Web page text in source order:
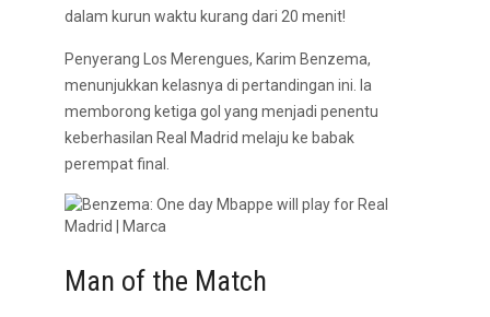
dalam kurun waktu kurang dari 20 menit!
Penyerang Los Merengues, Karim Benzema,
menunjukkan kelasnya di pertandingan ini. Ia
memborong ketiga gol yang menjadi penentu
keberhasilan Real Madrid melaju ke babak
perempat final.
Man of the Match